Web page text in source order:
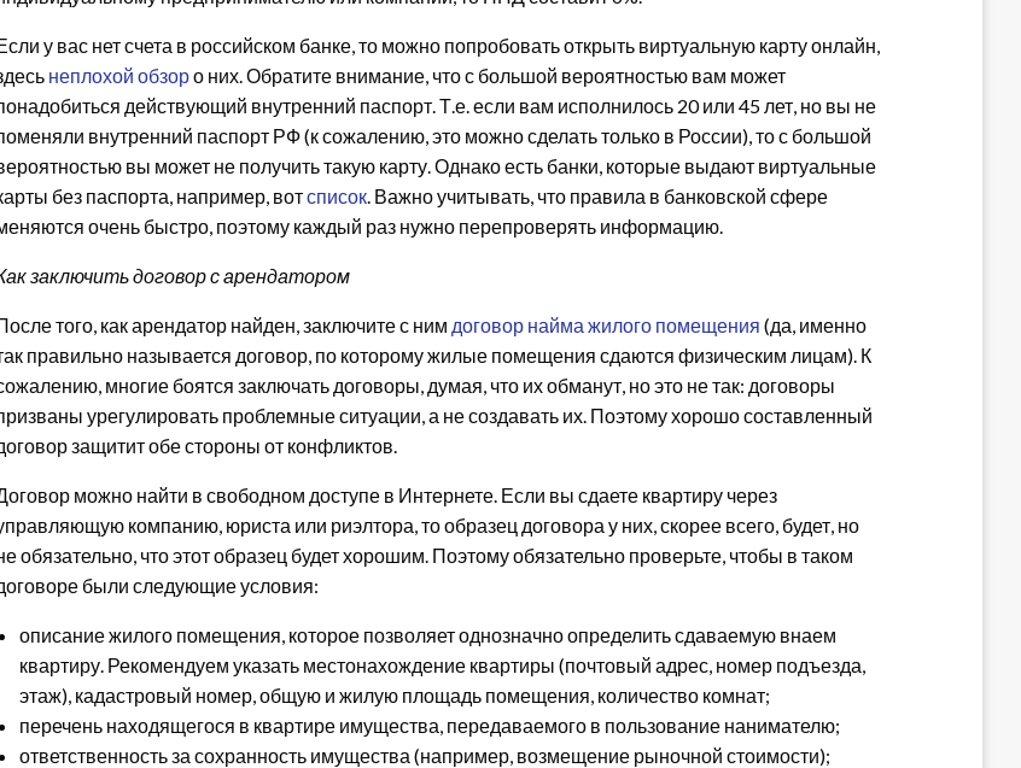
у вас нет счета в российском банке, то можно попробовать открыть виртуальную карту онлайн,
неплохой обзоро них. Обратите внимание, что с большой вероятностью вам может
действующий внутренний паспорт. Т.е. если вам исполнилось 20 или 45 лет, но вы не
внутренний паспорт РФ (к сожалению, это можно сделать только в России), то с большой
вы может не получить такую карту. Однако есть банки, которые выдают виртуальные
без паспорта, например, вотсписок. Важно учитывать, что правила в банковской сфере
очень быстро, поэтому каждый раз нужно перепроверять информацию.
заключить договор с арендатором
того, как арендатор найден, заключите с ним договор найма жилого помещения (да, именно
правильно называется договор, по которому жилые помещения сдаются физическим лицам). К
многие боятся заключать договоры, думая, что их обманут, но это не так: договоры
урегулировать проблемные ситуации, а не создавать их. Поэтому хорошо составленный
защитит обе стороны от конфликтов.
можно найти в свободном доступе в Интернете. Если вы сдаете квартиру через
компанию, юриста или риэлтора, то образец договора у них, скорее всего, будет, но
обязательно, что этот образец будет хорошим. Поэтому обязательно проверьте, чтобы в таком
были следующие условия:
описание жилого помещения, которое позволяет однозначно определить сдаваемую внаем
квартиру. Рекомендуем указать местонахождение квартиры (почтовый адрес, номер подъезда,
этаж), кадастровый номер, общую и жилую площадь помещения, количество комнат;
перечень находящегося в квартире имущества, передаваемого в пользование нанимателю;
ответственность за сохранность имущества (например, возмещение рыночной стоимости);